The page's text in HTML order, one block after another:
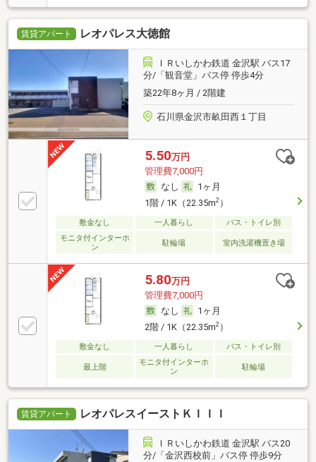
賃貸アパート レオパレス大徳館
ＩＲいしかわ鉄道 金沢駅 バス17
分/「観音堂」バス停 停歩4分
築22年8ヶ月 / 2階建
石川県金沢市畝田西１丁目
5.50万円
管理費7,000円
なし
1ヶ月
1階 / 1K（22.35m2）
敷金なし 一人暮らし
バス・トイレ別
モニタ付インターホ
ン
駐輪場 室内洗濯機置き場
5.80万円
管理費7,000円
なし
1ヶ月
2階 / 1K（22.35m2）
敷金なし 一人暮らし バス・トイレ別
最上階
モニタ付インターホ
ン
駐輪場
賃貸アパート レオパレスイーストＫＩＩＩ
ＩＲいしかわ鉄道 金沢駅 バス20
分/「金沢西校前」バス停 停歩9分